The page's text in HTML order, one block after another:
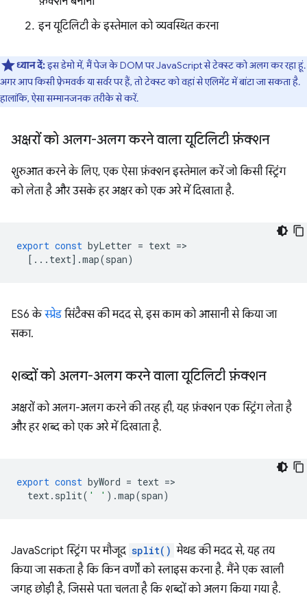
इन यूटिलिटी के इस्तेमाल को व्यवस्थित करना
ध्यान दें:इस डेमो में, मैं पेज के DOM पर JavaScript से टेक्स्ट को अलग कर रहा हूं.
अगर आप किसी फ़्रेमवर्क या सर्वर पर हैं, तो टेक्स्ट को वहां से एलिमेंट में बांटा जा सकता है.
हालांकि, ऐसा सम्मानजनक तरीके से करें.
अक्षरों को अलग-अलग करने वाला यूटिलिटी फ़ंक्शन
शुरुआत करने के लिए, एक ऐसा फ़ंक्शन इस्तेमाल करें जो किसी स्ट्रिंग
को लेता है और उसके हर अक्षर को एक अरे में दिखाता है.
export const byLetter = text =
[... text].map(span)
ES6 केस्प्रेड सिंटैक्स की मदद से, इस काम को आसानी से किया जा
सका.
शब्दों को अलग-अलग करने वाला यूटिलिटी फ़ंक्शन
अक्षरों को अलग-अलग करने की तरह ही, यह फ़ंक्शन एक स्ट्रिंग लेता है
और हर शब्द को एक अरे में दिखाता है.
export const byWord = text =
text. split( ' ' ).map(span)
JavaScript स्ट्रिंग पर मौजूद split() मेथड की मदद से, यह तय
किया जा सकता है कि किन वर्णों को स्लाइस करना है. मैंने एक खाली
जगह छोड़ी है, जिससे पता चलता है कि शब्दों को अलग किया गया है.